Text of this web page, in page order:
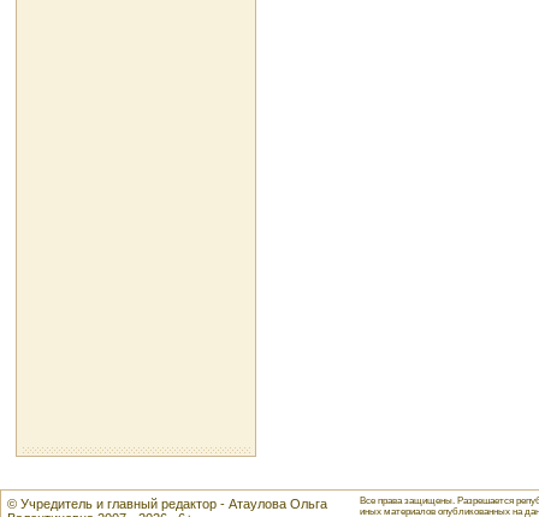
© Учредитель и главный редактор - Атаулова Ольга
Все права защищены. Разрешается
иных материалов опубликованных на